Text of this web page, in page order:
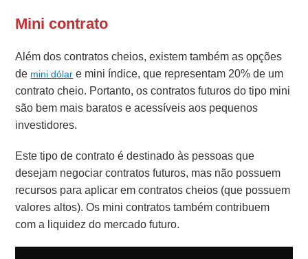
Mini contrato
Além dos contratos cheios, existem também as opções
de mini dólar e mini índice, que representam 20% de um
contrato cheio. Portanto, os contratos futuros do tipo mini
são bem mais baratos e acessíveis aos pequenos
investidores.
Este tipo de contrato é destinado às pessoas que
desejam negociar contratos futuros, mas não possuem
recursos para aplicar em contratos cheios (que possuem
valores altos). Os mini contratos também contribuem
com a liquidez do mercado futuro.